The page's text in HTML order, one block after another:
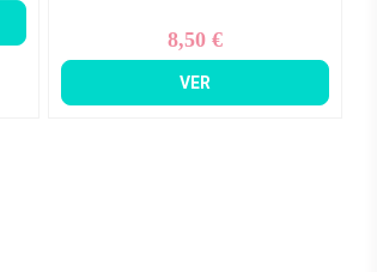
Precio
8,50 €
VER